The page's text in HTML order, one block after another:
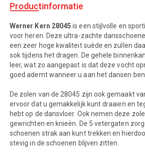
Productinformatie
Werner Kern 28045 is een stijlvolle en
voor heren. Deze ultra-zachte
een zeer hoge kwaliteit suède en zullen
sok tijdens het dragen. De gehele
leer, wat zo aangepast is dat deze vocht
goed ademt wanneer u aan het dansen
De zolen van de 28045 zijn ook gemaakt
ervoor dat u gemakkelijk kunt draaien en
hebt op de dansvloer. Ook nemen deze
gewrichten en knieën. De 5 vetergaten
schoenen strak aan kunt trekken en
stevig in de schoenen blijven zitten.